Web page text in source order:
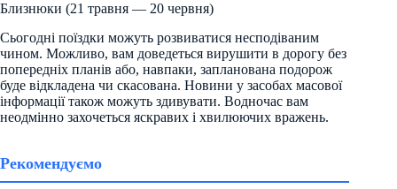
Близнюки (21 травня — 20 червня)
Сьогодні поїздки можуть розвиватися несподіваним
чином. Можливо, вам доведеться вирушити в дорогу без
попередніх планів або, навпаки, запланована подорож
буде відкладена чи скасована. Новини у засобах масової
інформації також можуть здивувати. Водночас вам
неодмінно захочеться яскравих і хвилюючих вражень.
Рекомендуємо